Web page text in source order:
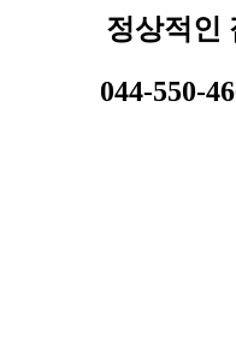
정상적인
044-550-